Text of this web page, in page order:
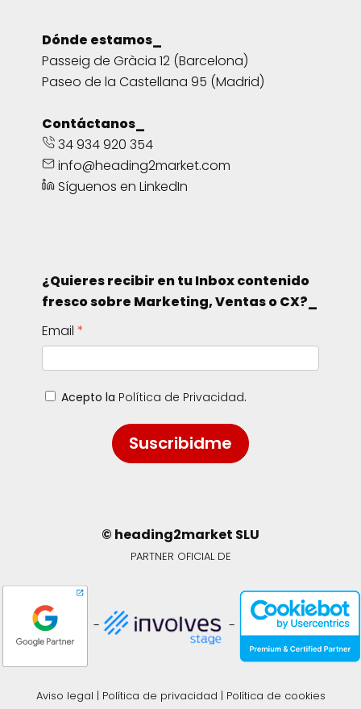
Dónde estamos_
Passeig de Gràcia 12 (Barcelona)
Paseo de la Castellana 95 (Madrid)
Contáctanos_
34 934 920 354
info@heading2market.com
Síguenos en LinkedIn
¿Quieres recibir en tu Inbox contenido
fresco sobre Marketing, Ventas o CX?_
Email
Acepto la Política de Privacidad.
Suscribidme
© heading2market SLU
PARTNER OFICIAL DE
- -
Aviso legal | Política de privacidad | Política de cookies